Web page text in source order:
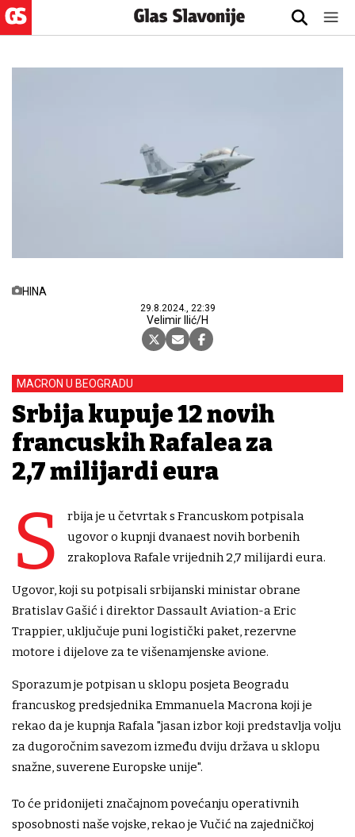
HINA
29.8.2024., 22:39
Velimir Ilić/H
MACRON U BEOGRADU
Srbija kupuje 12 novih
francuskih Rafalea za
2,7 milijardi eura
S
rbija je u četvrtak s Francuskom potpisala
ugovor o kupnji dvanaest novih borbenih
zrakoplova Rafale vrijednih 2,7 milijardi eura.
Ugovor, koji su potpisali srbijanski ministar obrane
Bratislav Gašić i direktor Dassault Aviation-a Eric
Trappier, uključuje puni logistički paket, rezervne
motore i dijelove za te višenamjenske avione.
Sporazum je potpisan u sklopu posjeta Beogradu
francuskog predsjednika Emmanuela Macrona koji je
rekao da je kupnja Rafala "jasan izbor koji predstavlja volju
za dugoročnim savezom između dviju država u sklopu
snažne, suverene Europske unije".
To će pridonijeti značajnom povećanju operativnih
sposobnosti naše vojske, rekao je Vučić na zajedničkoj